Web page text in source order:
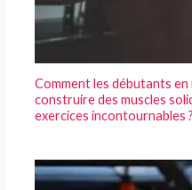
Comment les débutants
construire des muscles
exercices incontournables ?